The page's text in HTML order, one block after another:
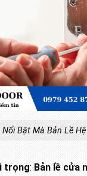
Bật Mà Bản Lề
trọng:Bản lề cửa